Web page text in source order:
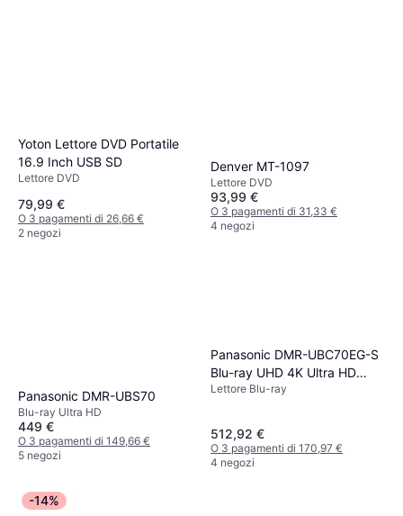
Yoton Lettore DVD Portatile
16.9 Inch USB SD
Lettore DVD
79,99 €
O 3 pagamenti di 26,66 €
2 negozi
Denver MT-1097
Lettore DVD
93,99 €
O 3 pagamenti di 31,33 €
4 negozi
Panasonic DMR-UBS70
Blu-ray Ultra HD
449 €
O 3 pagamenti di 149,66 €
5 negozi
Panasonic DMR-UBC70EG-S
Blu-ray UHD 4K Ultra HD
Twin-HD DVB-C/T2 Tuner
Lettore Blu-ray
512,92 €
O 3 pagamenti di 170,97 €
4 negozi
-14%